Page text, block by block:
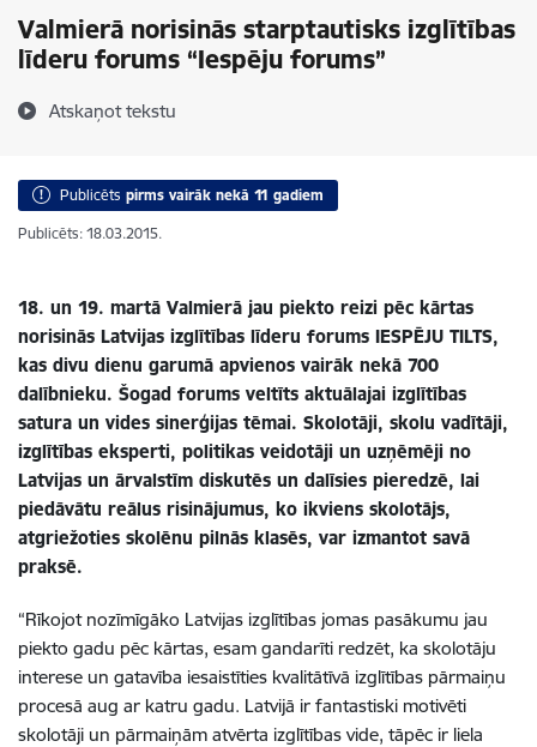
Valmierā norisinās starptautisks izglītības
līderu forums “Iespēju forums”
Atskaņot tekstu
Publicēts pirms vairāk nekā 11 gadiem
Publicēts: 18.03.2015.
18. un 19. martā Valmierā jau piekto reizi pēc kārtas
norisinās Latvijas izglītības līderu forums IESPĒJU TILTS,
kas divu dienu garumā apvienos vairāk nekā 700
dalībnieku. Šogad forums veltīts aktuālajai izglītības
satura un vides sinerģijas tēmai. Skolotāji, skolu vadītāji,
izglītības eksperti, politikas veidotāji un uzņēmēji no
Latvijas un ārvalstīm diskutēs un dalīsies pieredzē, lai
piedāvātu reālus risinājumus, ko ikviens skolotājs,
atgriežoties skolēnu pilnās klasēs, var izmantot savā
praksē.
“Rīkojot nozīmīgāko Latvijas izglītības jomas pasākumu jau
piekto gadu pēc kārtas, esam gandarīti redzēt, ka skolotāju
interese un gatavība iesaistīties kvalitātīvā izglītības pārmaiņu
procesā aug ar katru gadu. Latvijā ir fantastiski motivēti
skolotāji un pārmaiņām atvērta izglītības vide, tāpēc ir liela